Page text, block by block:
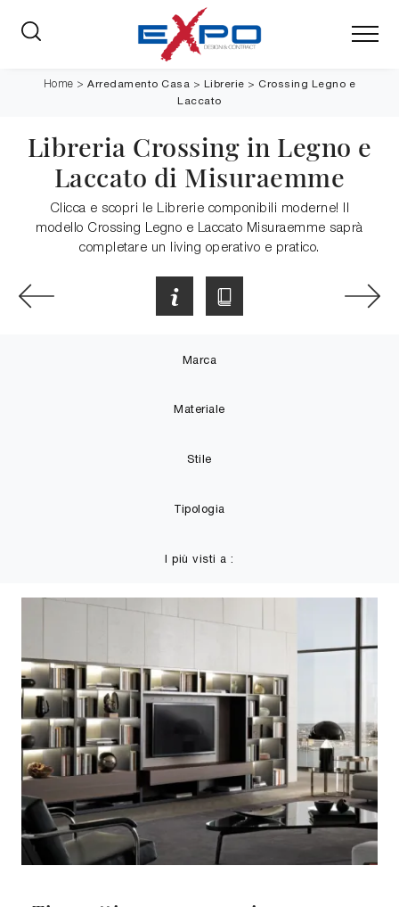
Home >Arredamento Casa > Librerie > Crossing Legno e
Laccato
Libreria Crossing in Legno e
Laccato di Misuraemme
Clicca e scopri le Librerie componibili moderne! Il
modello Crossing Legno e Laccato Misuraemme saprà
completare un living operativo e pratico.
Marca
Materiale
Stile
Tipologia
I più visti a :